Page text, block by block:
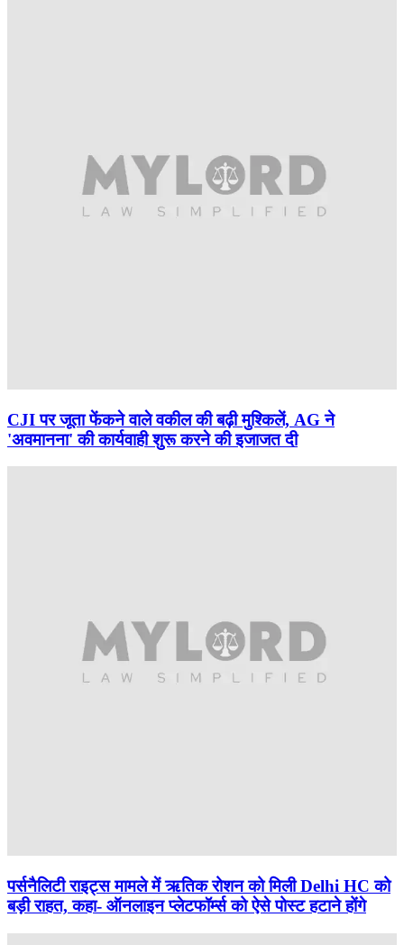
CJI पर जूता फेंकने वाले वकील की बढ़ी मुश्किलें, AG ने
'अवमानना' की कार्यवाही शुरू करने की इजाजत दी
पर्सनैलिटी राइट्स मामले में ऋतिक रोशन को मिली Delhi HC को
बड़ी राहत, कहा- ऑनलाइन प्लेटफॉर्म्स को ऐसे पोस्ट हटाने होंगे